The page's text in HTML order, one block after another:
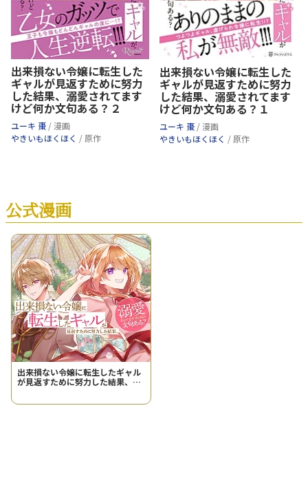
出来損ない令嬢に転生した
ギャルが見返すために努力
した結果、溺愛されてます
けど何か文句ある？２
ユーキ 棗 / 漫画
やきいもほくほく / 原作
出来損ない令嬢に転生した
ギャルが見返すために努力
した結果、溺愛されてます
けど何か文句ある？１
ユーキ 棗 / 漫画
やきいもほくほく / 原作
公式漫画
出来損ない令嬢に転生したギャル
が見返すために努力した結果、溺